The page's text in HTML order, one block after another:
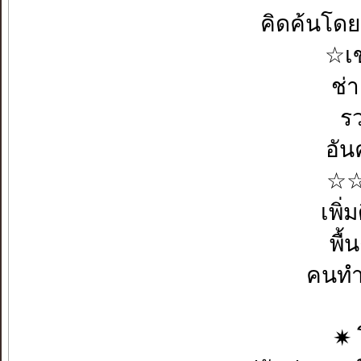
คิดค้นโด
☆เ
ช่
อั
เพิ่
พื้
คน
✷